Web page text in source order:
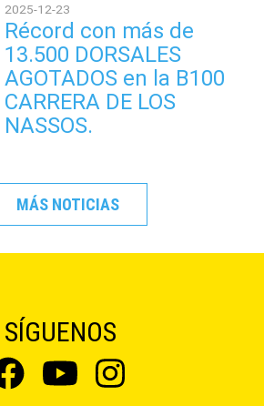
2025-12-23
Récord con más de
13.500 DORSALES
AGOTADOS en la B100
CARRERA DE LOS
NASSOS.
MÁS NOTICIAS
SÍGUENOS